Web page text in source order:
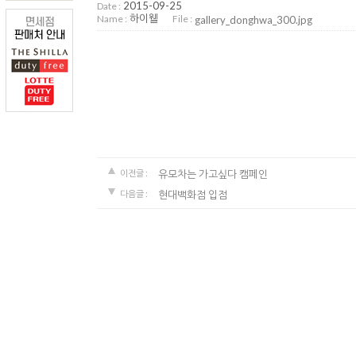
Date : 2015-09-25
Name : 하이웰 File : gallery_donghwa_300.jpg
이전글 : 유모차는 가고싶다 캠페인
다음글 : 현대백화점 입점